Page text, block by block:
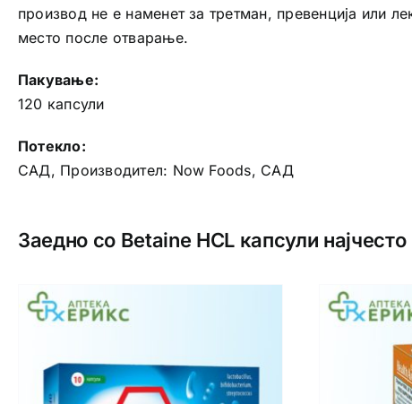
производ не е наменет за третман, превенција или
место после отварање.
Пакување:
120 капсули
Потекло:
САД, Производител: Now Foods, САД
Заедно со Betaine HCL капсули